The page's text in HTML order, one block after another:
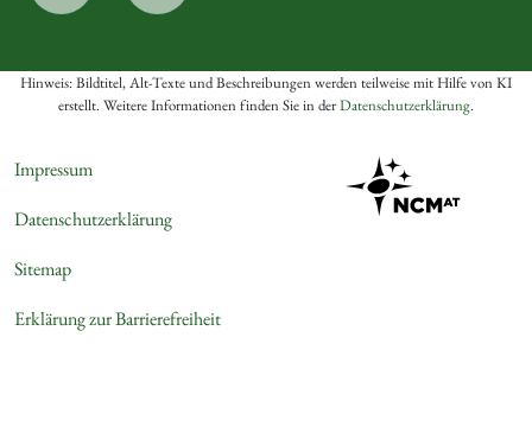
Hinweis: Bildtitel, Alt-Texte und Beschreibungen werden teilweise mit Hilfe von KI
erstellt. Weitere Informationen finden Sie in derDatenschutzerklärung.
Impressum
Datenschutzerklärung
Sitemap
Erklärung zur Barrierefreiheit